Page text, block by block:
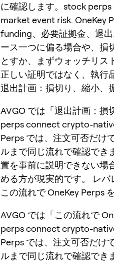
に確認します。stock
market event risk. OneKey
funding、必要証拠金、退
ース一つに偏る場合や、損
とすか、まずウォッチリス
正しい証明ではなく、執行
退出計画：損切り、縮小、
AVGO では「退出計画：
perps connect crypto-
Perps では、注文可否だけ
ルまで同じ流れで確認でき
置を事前に説明できない場
める方が現実的です。 レバ
この流れで OneKey Perps
AVGO では「この流れで
perps connect crypto-
Perps では、注文可否だけ
ルまで同じ流れで確認でき